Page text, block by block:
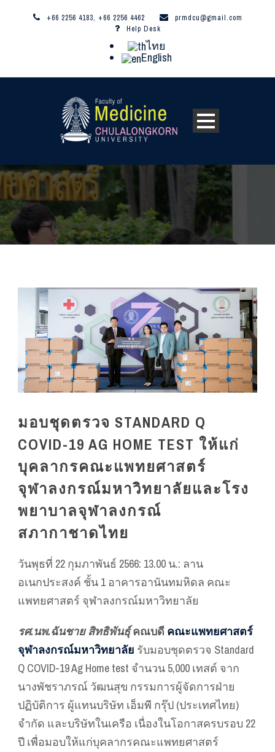
+66 2256 4183, +66 2256 4462
prmdcu@gmail.com
Help Desk
ไทย
English
มอบชุดตรวจ STANDARD Q
COVID-19 AG HOME TEST ให้แก่
บุคลากรคณะแพทยศาสตร์
จุฬาลงกรณ์มหาวิทยาลัยและโรง
พยาบาลจุฬาลงกรณ์
สภากาชาดไทย
วันพุธที่ 22 กุมภาพันธ์ 2566: 13.00 น.: ลาน
อเนกประสงค์ ชั้น 1 อาคารอานันทมหิดล คณะ
แพทยศาสตร์ จุฬาลงกรณ์มหาวิทยาลัย
รศ.นพ.ฉันชาย สิทธิพันธุ์คณบดี คณะแพทยศาสตร์
จุฬาลงกรณ์มหาวิทยาลัย รับมอบชุดตรวจ Standard
Q COVID-19 Ag Home test จำนวน 5,000 เทสต์ จาก
นางพัชราภรณ์ วัฒนสุข กรรมการผู้จัดการฝ่าย
ปฏิบัติการ ผู้แทนบริษัท เอ็มพี กรุ๊ป (ประเทศไทย)
จำกัด และบริษัทในเครือ เนื่องในโอกาสครบรอบ 22
ปี เพื่อมอบให้แก่บุคลากรคณะแพทยศาสตร์